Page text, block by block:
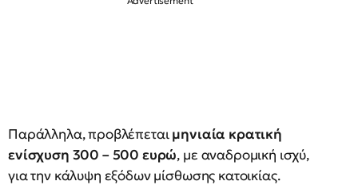
Παράλληλα, προβλέπεταιμηνιαία κρατική
ενίσχυση 300 – 500 ευρώ, με αναδρομική ισχύ,
για την κάλυψη εξόδων μίσθωσης κατοικίας.